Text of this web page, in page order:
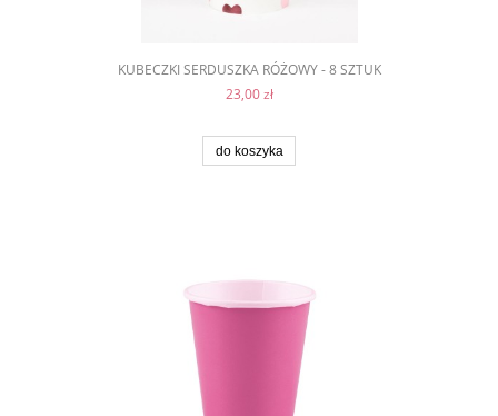
KUBECZKI SERDUSZKA RÓŻOWY - 8 SZTUK
23,00 zł
do koszyka